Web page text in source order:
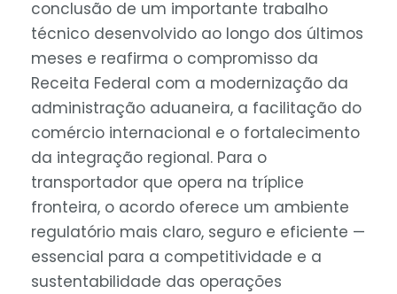
conclusão de um importante trabalho
técnico desenvolvido ao longo dos últimos
meses e reafirma o compromisso da
Receita Federal com a modernização da
administração aduaneira, a facilitação do
comércio internacional e o fortalecimento
da integração regional. Para o
transportador que opera na tríplice
fronteira, o acordo oferece um ambiente
regulatório mais claro, seguro e eficiente —
essencial para a competitividade e a
sustentabilidade das operações